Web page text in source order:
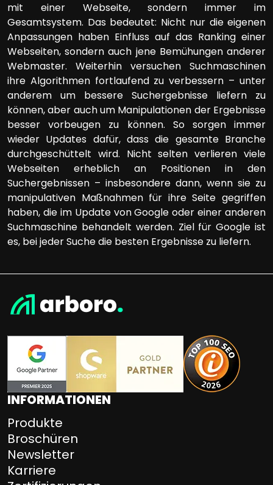
mit einer Webseite, sondern immer im
Gesamtsystem. Das bedeutet: Nicht nur die eigenen
Anpassungen haben Einfluss auf das Ranking einer
Webseiten, sondern auch jene Bemühungen anderer
Webmaster. Weiterhin versuchen Suchmaschinen
ihre Algorithmen fortlaufend zu verbessern – unter
anderem um bessere Suchergebnisse liefern zu
können, aber auch um Manipulationen der Ergebnisse
besser vorbeugen zu können. So sorgen immer
wieder Updates dafür, dass die gesamte Branche
durchgeschüttelt wird. Nicht selten verlieren viele
Webseiten erheblich an Positionen in den
Suchergebnissen – insbesondere dann, wenn sie zu
manipulativen Maßnahmen für ihre Seite gegriffen
haben, die im Update von Google oder einer anderen
Suchmaschine behandelt werden. Ziel für Google ist
es, bei jeder Suche die besten Ergebnisse zu liefern.
INFORMATIONEN
Produkte
Broschüren
Newsletter
Karriere